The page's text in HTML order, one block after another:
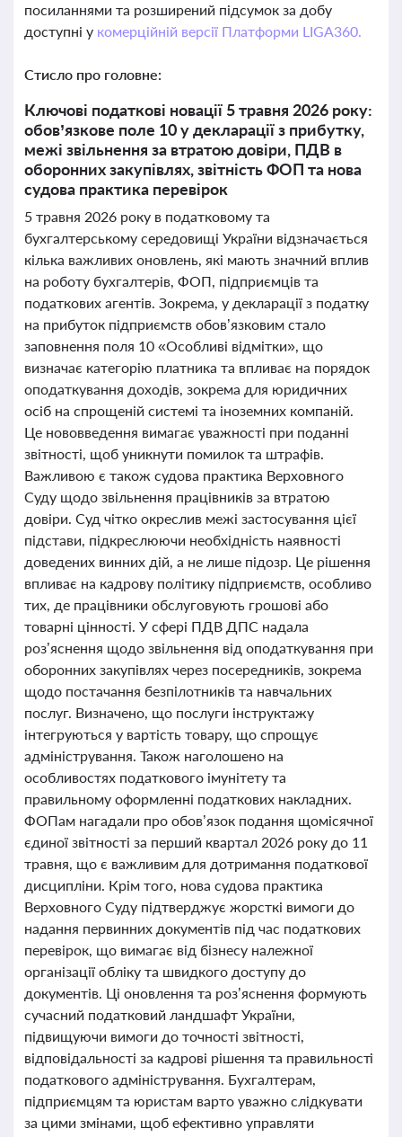
посиланнями та розширений підсумок за добу
доступні у комерційній версії Платформи LIGA360.
Стисло про головне:
Ключові податкові новації 5 травня 2026 року:
обов’язкове поле 10 у декларації з прибутку,
межі звільнення за втратою довіри, ПДВ в
оборонних закупівлях, звітність ФОП та нова
судова практика перевірок
5 травня 2026 року в податковому та
бухгалтерському середовищі України відзначається
кілька важливих оновлень, які мають значний вплив
на роботу бухгалтерів, ФОП, підприємців та
податкових агентів. Зокрема, у декларації з податку
на прибуток підприємств обов’язковим стало
заповнення поля 10 «Особливі відмітки», що
визначає категорію платника та впливає на порядок
оподаткування доходів, зокрема для юридичних
осіб на спрощеній системі та іноземних компаній.
Це нововведення вимагає уважності при поданні
звітності, щоб уникнути помилок та штрафів.
Важливою є також судова практика Верховного
Суду щодо звільнення працівників за втратою
довіри. Суд чітко окреслив межі застосування цієї
підстави, підкреслюючи необхідність наявності
доведених винних дій, а не лише підозр. Це рішення
впливає на кадрову політику підприємств, особливо
тих, де працівники обслуговують грошові або
товарні цінності. У сфері ПДВ ДПС надала
роз’яснення щодо звільнення від оподаткування при
оборонних закупівлях через посередників, зокрема
щодо постачання безпілотників та навчальних
послуг. Визначено, що послуги інструктажу
інтегруються у вартість товару, що спрощує
адміністрування. Також наголошено на
особливостях податкового імунітету та
правильному оформленні податкових накладних.
ФОПам нагадали про обов’язок подання щомісячної
єдиної звітності за перший квартал 2026 року до 11
травня, що є важливим для дотримання податкової
дисципліни. Крім того, нова судова практика
Верховного Суду підтверджує жорсткі вимоги до
надання первинних документів під час податкових
перевірок, що вимагає від бізнесу належної
організації обліку та швидкого доступу до
документів. Ці оновлення та роз’яснення формують
сучасний податковий ландшафт України,
підвищуючи вимоги до точності звітності,
відповідальності за кадрові рішення та правильності
податкового адміністрування. Бухгалтерам,
підприємцям та юристам варто уважно слідкувати
за цими змінами, щоб ефективно управляти